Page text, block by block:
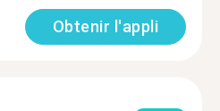
Obtenir l'appli